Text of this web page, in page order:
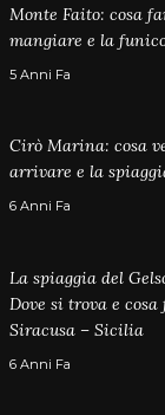
Monte Faito: cosa
mangiare e la
5 Anni Fa
Cirò Marina: cosa
arrivare e la
6 Anni Fa
La spiaggia del
Dove si trova e cosa
Siracusa – Sicilia
6 Anni Fa